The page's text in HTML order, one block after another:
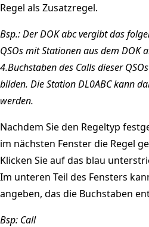
Regel als Zusatzregel.
Bsp.: Der DOK abc vergibt das
QSOs mit Stationen aus dem DOK
4.Buchstaben des Calls dieser
bilden. Die Station DL0ABC kann
werden.
Nachdem Sie den Regeltyp
im nächsten Fenster die Regel
Klicken Sie auf das blau
Im unteren Teil des Fensters
angeben, das die Buchstaben
Bsp: Call